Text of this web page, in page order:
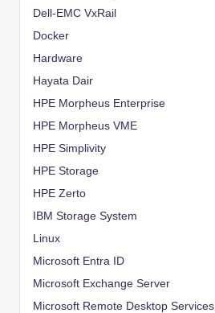
Dell-EMC VxRail
Docker
Hardware
Hayata Dair
HPE Morpheus Enterprise
HPE Morpheus VME
HPE Simplivity
HPE Storage
HPE Zerto
IBM Storage System
Linux
Microsoft Entra ID
Microsoft Exchange Server
Microsoft Remote Desktop Services